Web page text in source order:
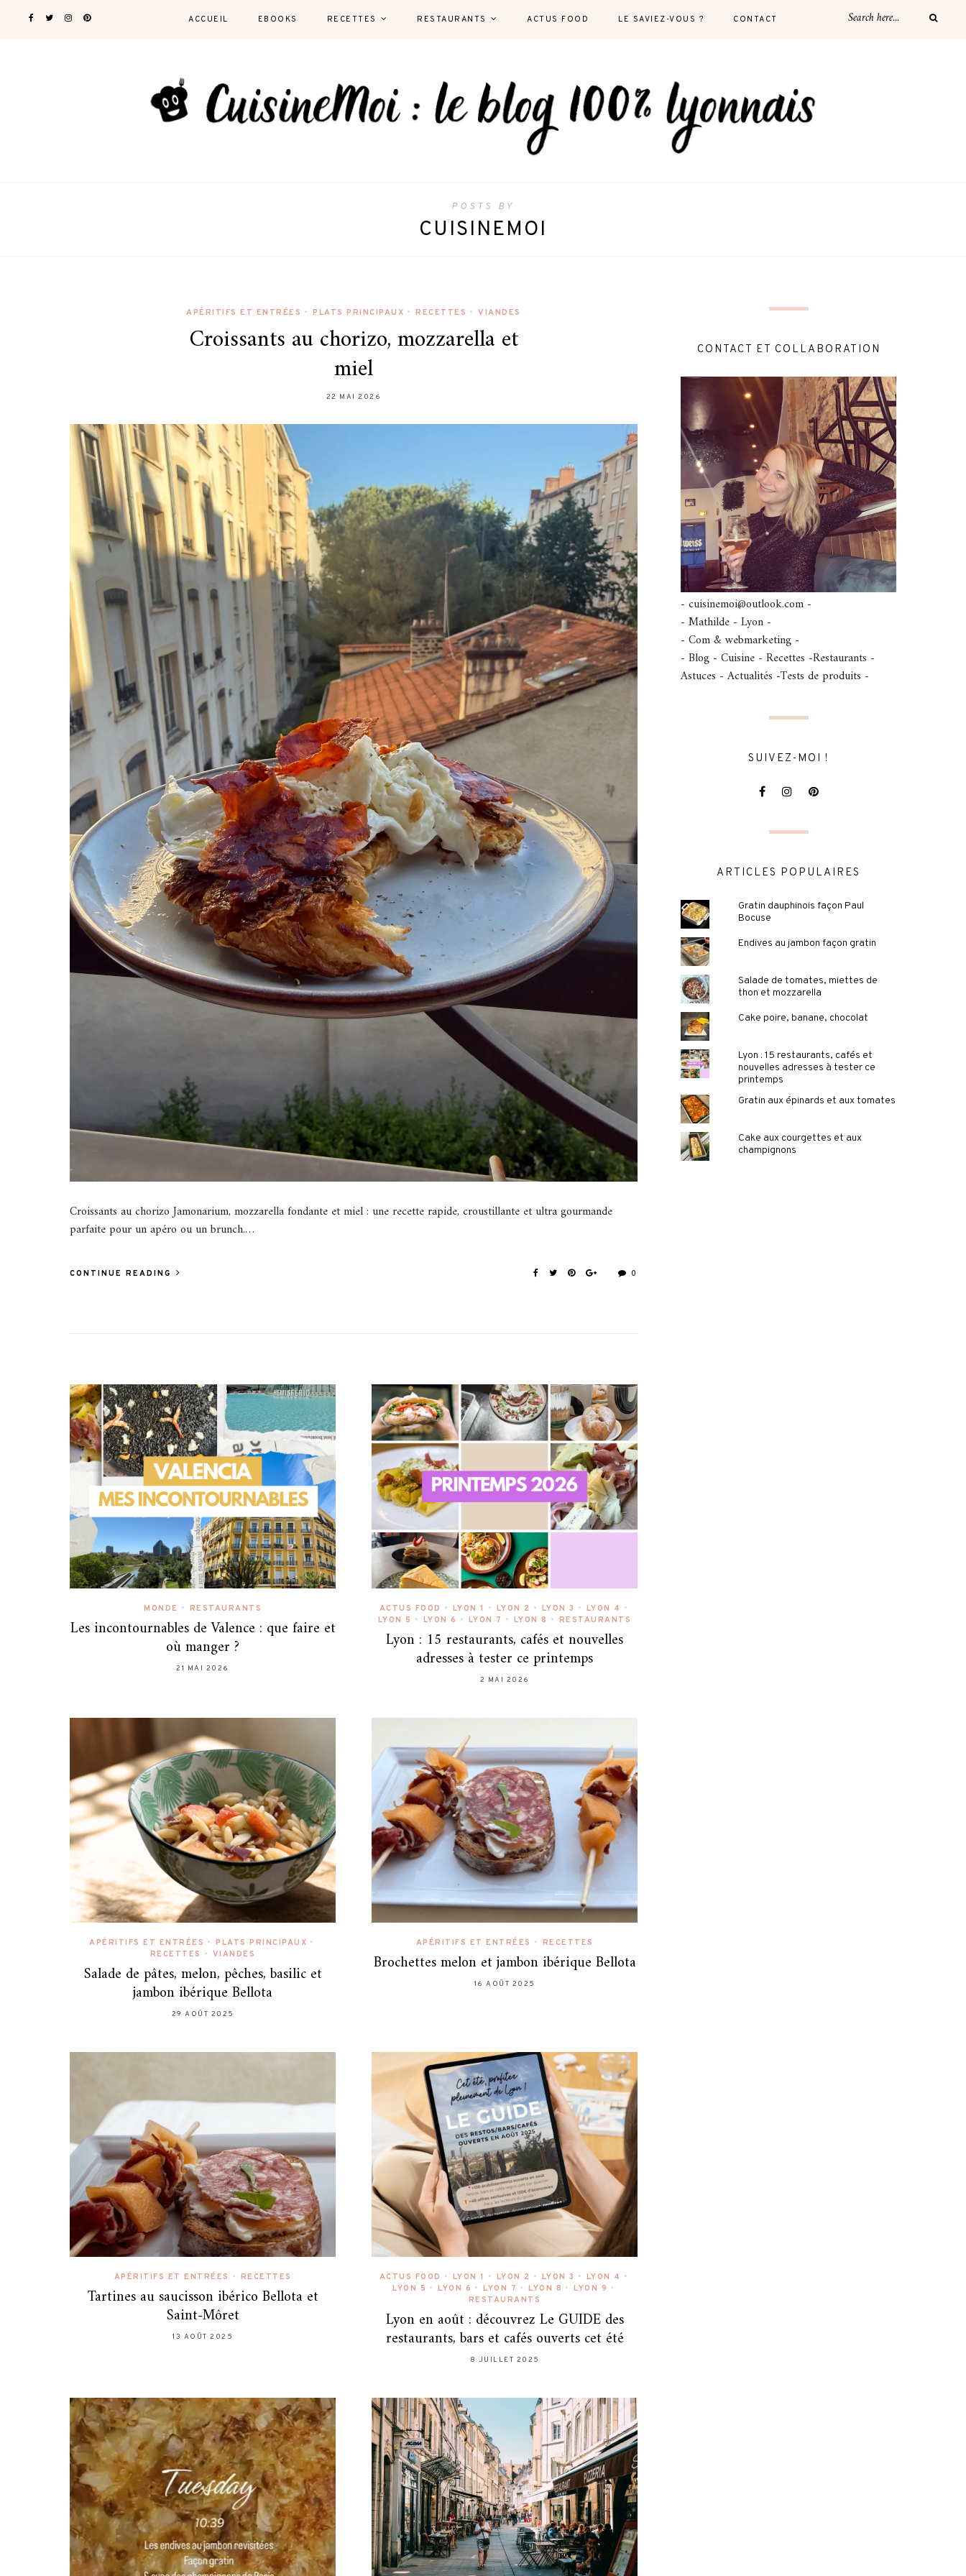
ACCUEIL EBOOKS RECETTES RESTAURANTS ACTUS FOOD LE SAVIEZ-VOUS ? CONTACT
POSTS BY
CUISINEMOI
APÉRITIFS ET ENTRÉES • PLATS PRINCIPAUX • RECETTES • VIANDES
Croissants au chorizo, mozzarella et
miel
22 MAI 2026
Croissants au chorizo Jamonarium, mozzarella fondante et miel : une recette rapide, croustillante et ultra gourmande
parfaite pour un apéro ou un brunch.…
CONTINUE READING 0
MONDE • RESTAURANTS
Les incontournables de Valence : que faire et
où manger ?
21 MAI 2026
ACTUS FOOD • LYON 1 • LYON 2 • LYON 3 • LYON 4 •
LYON 5 • LYON 6 • LYON 7 • LYON 8 • RESTAURANTS
Lyon : 15 restaurants, cafés et nouvelles
adresses à tester ce printemps
2 MAI 2026
APÉRITIFS ET ENTRÉES • PLATS PRINCIPAUX •
RECETTES • VIANDES
Salade de pâtes, melon, pêches, basilic et
jambon ibérique Bellota
29 AOÛT 2025
APÉRITIFS ET ENTRÉES • RECETTES
Brochettes melon et jambon ibérique Bellota
16 AOÛT 2025
APÉRITIFS ET ENTRÉES • RECETTES
Tartines au saucisson ibérico Bellota et
Saint-Môret
13 AOÛT 2025
ACTUS FOOD • LYON 1 • LYON 2 • LYON 3 • LYON 4 •
LYON 5 • LYON 6 • LYON 7 • LYON 8 • LYON 9 •
RESTAURANTS
Lyon en août : découvrez Le GUIDE des
restaurants, bars et cafés ouverts cet été
8 JUILLET 2025
CONTACT ET COLLABORATION
- cuisinemoi@outlook.com -
- Mathilde - Lyon -
- Com & webmarketing -
- Blog - Cuisine - Recettes -Restaurants -
Astuces - Actualités -Tests de produits -
SUIVEZ-MOI !
ARTICLES POPULAIRES
Gratin dauphinois façon Paul
Bocuse
Endives au jambon façon gratin
Salade de tomates, miettes de
thon et mozzarella
Cake poire, banane, chocolat
Lyon : 15 restaurants, cafés et
nouvelles adresses à tester ce
printemps
Gratin aux épinards et aux tomates
Cake aux courgettes et aux
champignons